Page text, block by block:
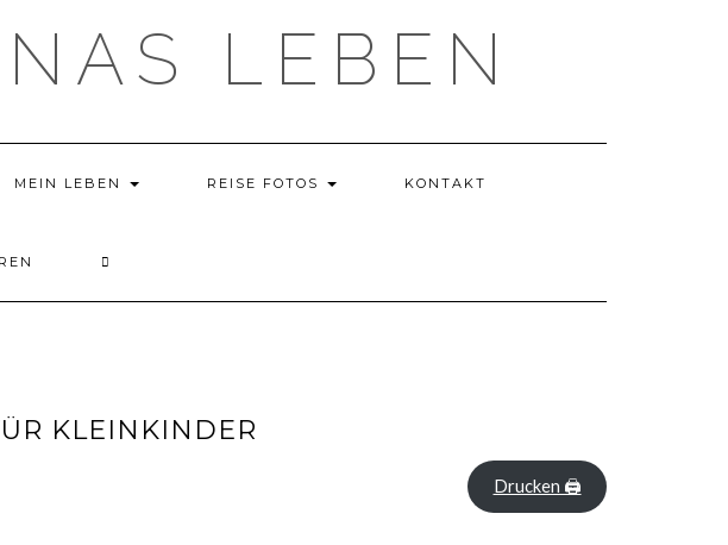
LEBEN
MEIN LEBEN REISE FOTOS KONTAKT
KLEINKINDER
Drucken 🖨